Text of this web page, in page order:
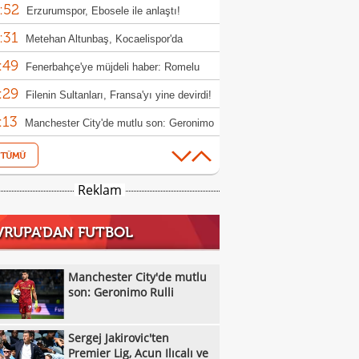
iptal oldu!Erzurumspor, Ebosele ile anlaştı!
Metehan Altunbaş, Kocaelispor'da
Fenerbahçe'ye müjdeli haber: Romelu
Filenin Sultanları, Fransa'yı yine devirdi!
Manchester City'de mutlu son: Geronimo
Kıvanç Taşyaran ve Buğra Ünal, Avrupa
finale yükseldi
Altay, Tuna Üzümcü ile topbaşı yaptı
ve Türkiye açıklaması!
Eren Derdiyok Galatasaray'a döndü!
Cristian Romero transferinde dev yarış:
Atletico Madrid ve Arsenal
Bandırmaspor, 5 oyuncuyu kadrosuna
Melikgazi Kayseri Basketbol'da Emin
Reklam
FUTBOL
Manchester City'de mutlu
son: Geronimo Rulli
Sergej Jakirovic'ten
Premier Lig, Acun Ilıcalı ve